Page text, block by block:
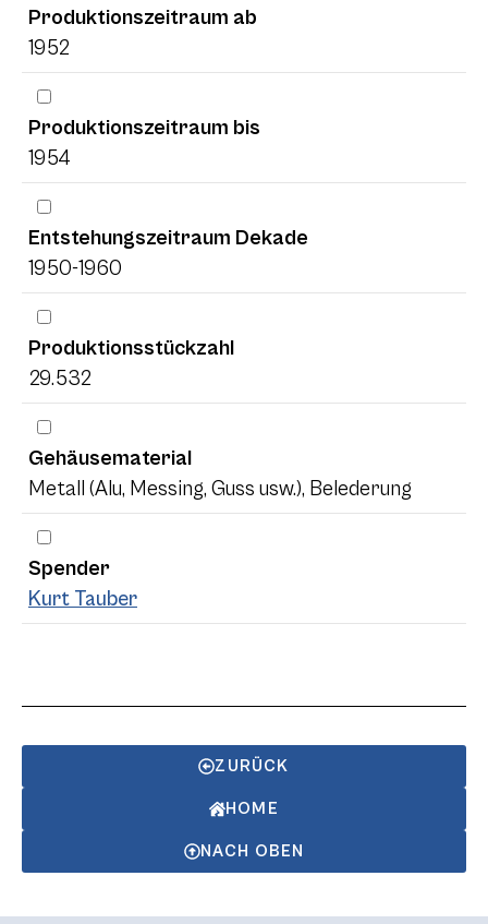
Produktionszeitraum ab
1952
Produktionszeitraum bis
1954
Entstehungszeitraum Dekade
1950-1960
Produktionsstückzahl
29.532
Gehäusematerial
Metall (Alu, Messing, Guss usw.), Belederung
Spender
Kurt Tauber
ZURÜCK
HOME
NACH OBEN